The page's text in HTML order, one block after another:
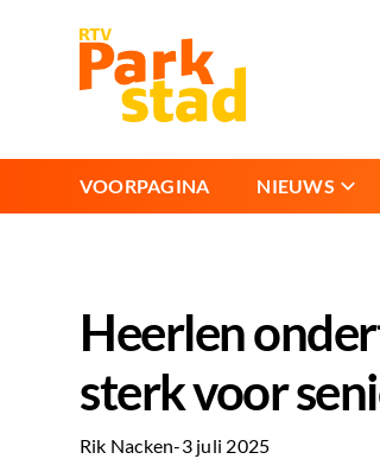
VOORPAGINA NIEUWS
Heerlen
sterk voor
Rik Nacken-3 juli 2025